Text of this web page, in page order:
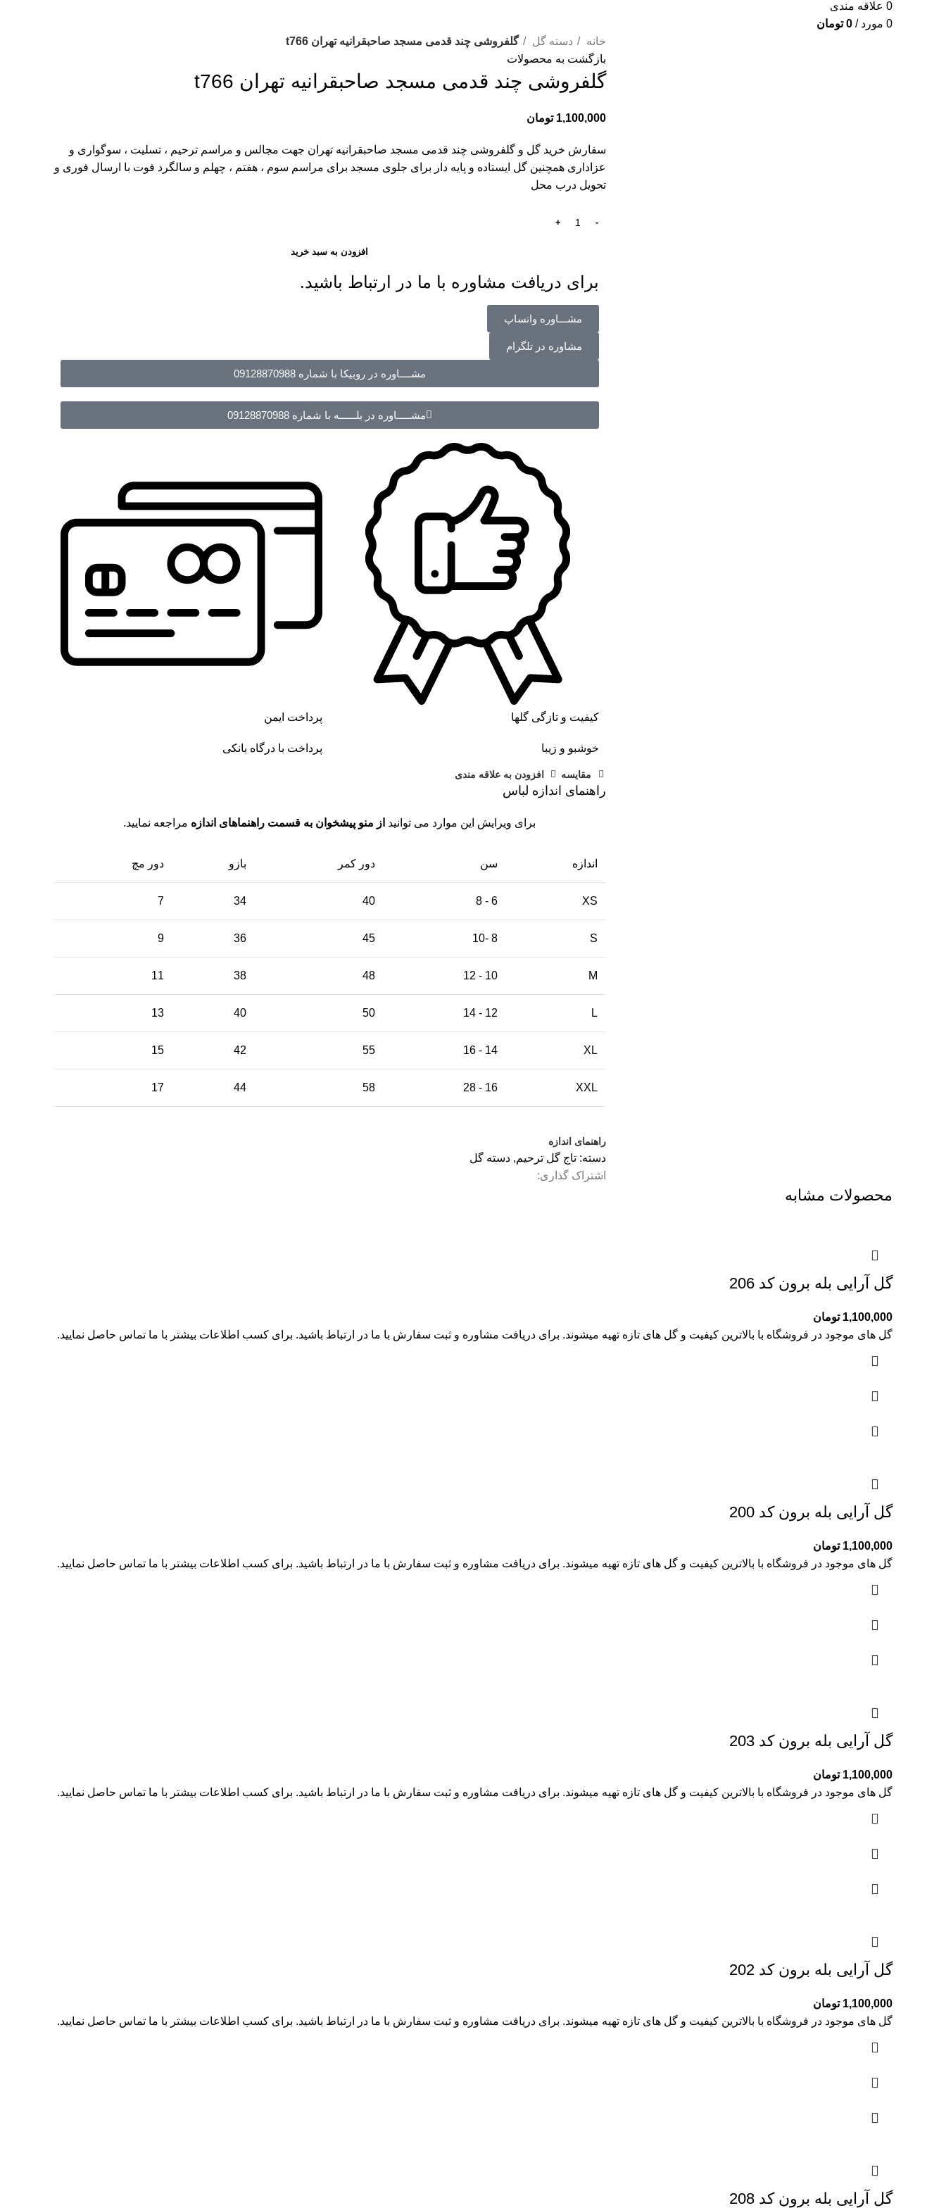
0 علاقه مندی
0 مورد /
0 تومان
خانه دسته گل
گلفروشی چند قدمی مسجد صاحبقرانیه تهران t766
بازگشت به محصولات
گلفروشی چند قدمی مسجد صاحبقرانیه تهران t766
1,100,000 تومان
سفارش خرید گل و گلفروشی چند قدمی مسجد صاحبقرانیه تهران جهت مجالس و مراسم ترحیم ، تسلیت ، سوگواری و
عزاداری همچنین گل ایستاده و پایه دار برای جلوی مسجد برای مراسم سوم ، هفتم ، چهلم و سالگرد فوت با ارسال فوری و
تحویل درب محل
افزودن به سبد خرید
برای دریافت مشاوره با ما در ارتباط باشید.
مشـــاوره واتساپ
مشاوره در تلگرام
مشــــاوره در روبیکا با شماره 09128870988
مشـــــاوره در بلــــــه با شماره 09128870988
کیفیت و تازگی گلها
خوشبو و زیبا
پرداخت ایمن
پرداخت با درگاه بانکی
مقايسه افزودن به علاقه مندی
راهنمای اندازه لباس
برای ویرایش این موارد می توانید از منو پیشخوان به قسمت راهنماهای اندازه مراجعه نمایید.
اندازه سن دور کمر بازو دور مچ
XS
6 - 8
40
34
7
S
8 -10
45
36
9
M
10 - 12
48
38
11
L
12 - 14
50
40
13
XL
14 - 16
55
42
15
XXL
16 - 28
58
44
17
راهنمای اندازه
دسته: تاج گل ترحیم, دسته گل
اشتراک گذاری:
محصولات مشابه
گل آرایی بله برون کد 206
1,100,000 تومان
گل های موجود در فروشگاه با بالاترین کیفیت و گل های تازه تهیه میشوند. برای دریافت مشاوره و ثبت سفارش با ما در ارتباط باشید. برای کسب اطلاعات بیشتر با ما تماس حاصل نمایید.
گل آرایی بله برون کد 200
1,100,000 تومان
گل های موجود در فروشگاه با بالاترین کیفیت و گل های تازه تهیه میشوند. برای دریافت مشاوره و ثبت سفارش با ما در ارتباط باشید. برای کسب اطلاعات بیشتر با ما تماس حاصل نمایید.
گل آرایی بله برون کد 203
1,100,000 تومان
گل های موجود در فروشگاه با بالاترین کیفیت و گل های تازه تهیه میشوند. برای دریافت مشاوره و ثبت سفارش با ما در ارتباط باشید. برای کسب اطلاعات بیشتر با ما تماس حاصل نمایید.
گل آرایی بله برون کد 202
1,100,000 تومان
گل های موجود در فروشگاه با بالاترین کیفیت و گل های تازه تهیه میشوند. برای دریافت مشاوره و ثبت سفارش با ما در ارتباط باشید. برای کسب اطلاعات بیشتر با ما تماس حاصل نمایید.
گل آرایی بله برون کد 208